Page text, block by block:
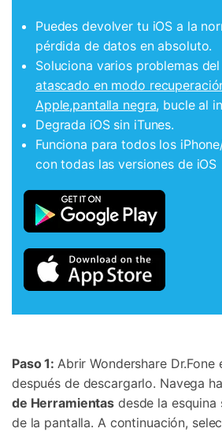
Puedes devolver tu iOS a la
pérdida de datos en absoluto.
Soluciona varios problemas
atascado en modo
Apple,pantalla negra, bucle al
Degrada iOS sin iTunes.
Funciona para todos los
con todas las versiones de iOS
Paso 1: Abrir Wondershare
después de descargarlo. Navega
de Herramientas desde la
de la pantalla. A continuación,